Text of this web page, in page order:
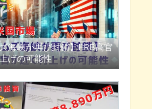
海峡が再び封鎖】FRB高官
げの可能性